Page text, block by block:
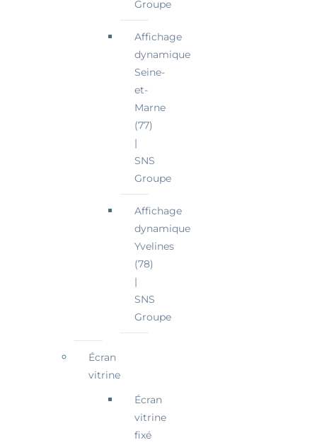
Groupe
Affichage
dynamique
Seine-
et-
Marne
(77)
|
SNS
Groupe
Affichage
dynamique
Yvelines
(78)
|
SNS
Groupe
Écran
vitrine
Écran
vitrine
fixé